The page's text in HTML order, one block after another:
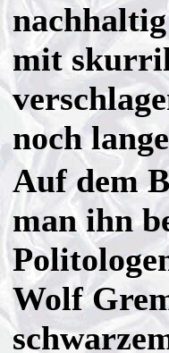
mit
noch
Auf dem
man ihn
Wolf